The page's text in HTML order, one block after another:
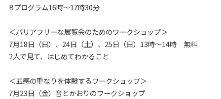
Bプログラム16時～17時30分
＜バリアフリーな展覧会のためのワークショップ＞
7月18日（日）、24日（土）、25日（日）13時～14時 無料
2人で見て、はじめてわかること
＜五感の重なりを体験するワークショップ＞
7月23日（金）音とかおりのワークショップ